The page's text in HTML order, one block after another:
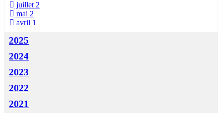
juillet 2
mai 2
avril 1
2025
2024
2023
2022
2021